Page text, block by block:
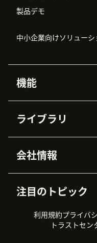
製品デモ
中小企業向けソリューシ
機能
Zendesk AI
高度なデータプライバシ
データ保護
ワークフォースマネジメ
ライブラリ
APIと開発者向け情報
AI研究
導入事例
トライアル体験とFAQ
会社情報
採用情報
サステナビリティレポー
注目のトピック
CX Trends 2026
カスタマーサポートツール
利用規約プライバ
トラストセン